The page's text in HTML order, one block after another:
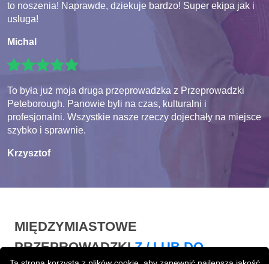
to noszenia! Naprawde, dziekuje bardzo! Super ekipa jak i
usluga!
Michal
To była już moja druga przeprowadzka z Przeprowadzki
Peteborough. Panowie byli na czas, kulturalni i
profesjonalni. Wszystkie nasze rzeczy dojechały na miejsce
szybko i sprawnie.
Krzysztof
MIĘDZYMIASTOWE
PRZEPROWADZKIZ / LUB DO